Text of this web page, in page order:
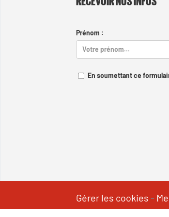
Prénom :
En soumettant ce
Gérer les cookies -